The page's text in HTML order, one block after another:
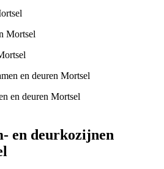
en deuren Mortsel
en deurkozijnen